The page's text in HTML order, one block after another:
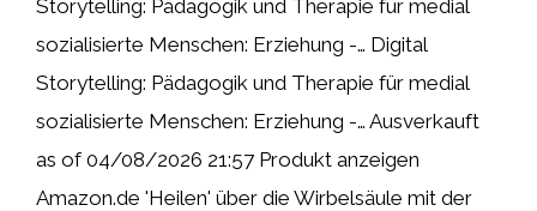
Storytelling: Pädagogik und Therapie für medial
sozialisierte Menschen: Erziehung -… Digital
Storytelling: Pädagogik und Therapie für medial
sozialisierte Menschen: Erziehung -… Ausverkauft
as of 04/08/2026 21:57 Produkt anzeigen
Amazon.de 'Heilen' über die Wirbelsäule mit der